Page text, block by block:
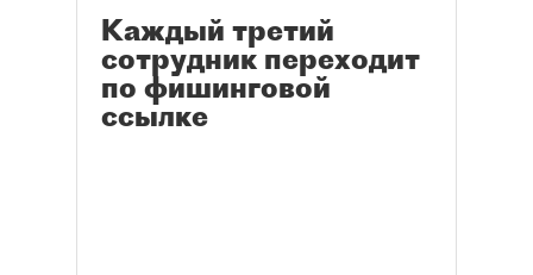
Каждый третий
сотрудник переходит
по фишинговой
ссылке